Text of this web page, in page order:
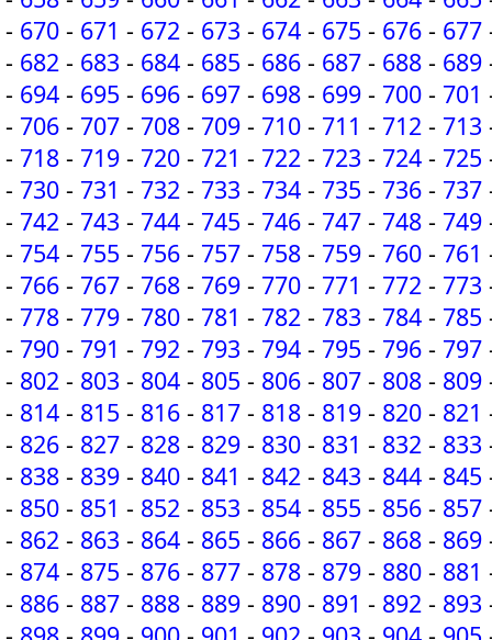
- 670 - 671 - 672 - 673 - 674 - 675 - 676 - 677
- 682 - 683 - 684 - 685 - 686 - 687 - 688 - 689
- 694 - 695 - 696 - 697 - 698 - 699 - 700 - 701
- 706 - 707 - 708 - 709 - 710 - 711 - 712 - 713
- 718 - 719 - 720 - 721 - 722 - 723 - 724 - 725
- 730 - 731 - 732 - 733 - 734 - 735 - 736 - 737
- 742 - 743 - 744 - 745 - 746 - 747 - 748 - 749
- 754 - 755 - 756 - 757 - 758 - 759 - 760 - 761
- 766 - 767 - 768 - 769 - 770 - 771 - 772 - 773
- 778 - 779 - 780 - 781 - 782 - 783 - 784 - 785
- 790 - 791 - 792 - 793 - 794 - 795 - 796 - 797
- 802 - 803 - 804 - 805 - 806 - 807 - 808 - 809
- 814 - 815 - 816 - 817 - 818 - 819 - 820 - 821
- 826 - 827 - 828 - 829 - 830 - 831 - 832 - 833
- 838 - 839 - 840 - 841 - 842 - 843 - 844 - 845
- 850 - 851 - 852 - 853 - 854 - 855 - 856 - 857
- 862 - 863 - 864 - 865 - 866 - 867 - 868 - 869
- 874 - 875 - 876 - 877 - 878 - 879 - 880 - 881
- 886 - 887 - 888 - 889 - 890 - 891 - 892 - 893